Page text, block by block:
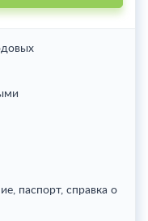
паспорт, справка о